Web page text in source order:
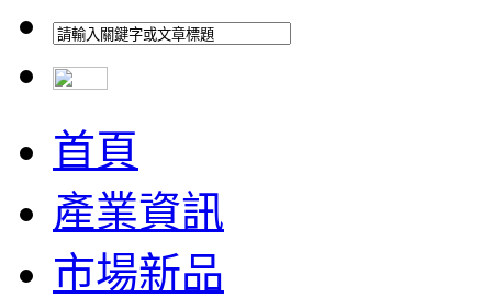
首頁
產業資訊
市場新品